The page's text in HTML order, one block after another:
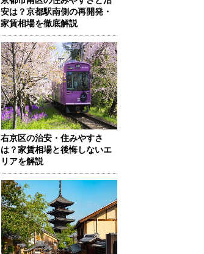
安は？京都駅南側の再開発・
家賃相場を徹底解説
右京区の治安・住みやすさ
は？家賃相場と後悔しないエ
リアを解説